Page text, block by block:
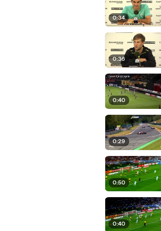
0:34
0:36
0:40
0:29
0:50
0:40